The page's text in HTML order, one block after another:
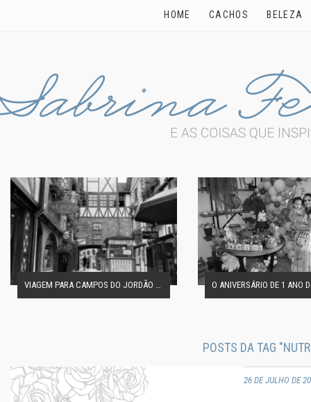
HOME CACHOS BELEZA
VIAGEM PARA CAMPOS DO JORDÃO EM FAMÍLIA
POSTS DA TAG
26 DE JULHO DE